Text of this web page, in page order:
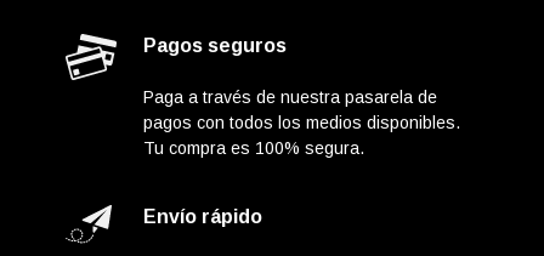
Pagos seguros
Paga a través de nuestra pasarela de
pagos con todos los medios disponibles.
Tu compra es 100% segura.
Envío rápido